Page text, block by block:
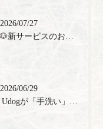
2026/07/27
2026/06/29